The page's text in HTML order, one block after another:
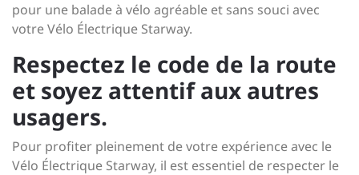
pour une balade à vélo agréable et sans souci avec
votre Vélo Électrique Starway.
Respectez le code de la route
et soyez attentif aux autres
usagers.
Pour profiter pleinement de votre expérience avec le
Vélo Électrique Starway, il est essentiel de respecter le